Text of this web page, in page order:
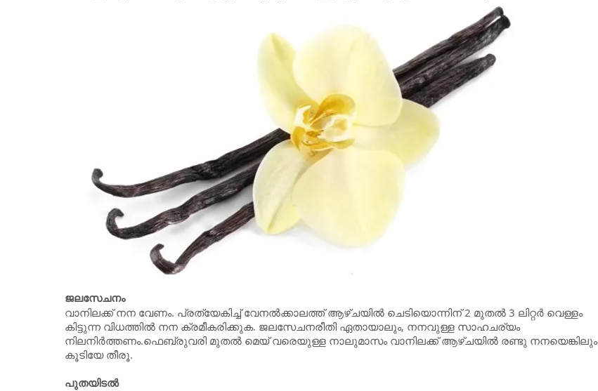
ജലസേചനം
വാനിലക്ക് നന വേണം. പ്രത്യേകിച്ച് വേനല്‍ക്കാലത്ത് ആഴ്ചയില്‍ ചെടിയൊന്നിന് 2 മുതല്‍ 3 ലിറ്റര്‍ വെള്ളം
കിട്ടുന്ന വിധത്തില്‍ നന ക്രമീകരിക്കുക. ജലസേചനരീതി ഏതായാലും, നനവുള്ള സാഹചര്യം
നിലനിര്‍ത്തണം.ഫെബ്രുവരി മുതല്‍ മെയ്‌ വരെയുള്ള നാലുമാസം വാനിലക്ക് ആഴ്ചയില്‍ രണ്ടു നനയെങ്കിലും
കൂടിയേ തീരൂ.
പുതയിടല്‍